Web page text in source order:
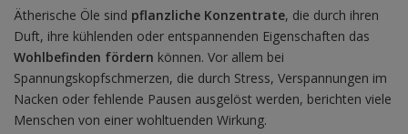
Ätherische Öle sind pflanzliche Konzentrate, die durch ihren
Duft, ihre kühlenden oder entspannenden Eigenschaften das
Wohlbefinden fördern können. Vor allem bei
Spannungskopfschmerzen, die durch Stress, Verspannungen im
Nacken oder fehlende Pausen ausgelöst werden, berichten viele
Menschen von einer wohltuenden Wirkung.